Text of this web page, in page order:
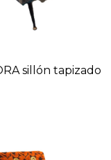
sillón tapizado